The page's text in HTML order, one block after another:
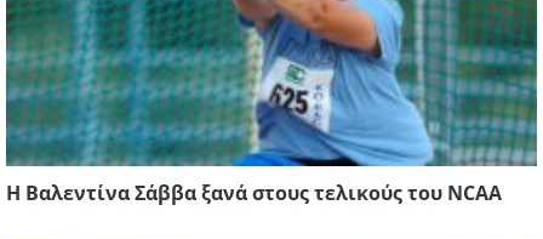
Η Βαλεντίνα Σάββα ξανά στους τελικούς του NCAA